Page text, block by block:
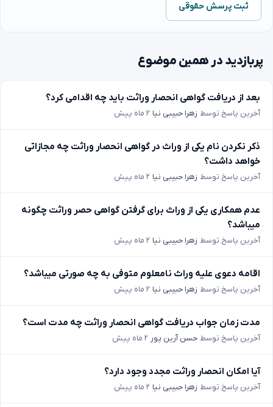
ثبت پرسش حقوقی
پربازدید در همین موضوع
بعد از دریافت گواهی انحصار وراثت باید چه اقدامی کرد؟
آخرین پاسخ توسط زهرا حبیبی نیا ۲ ماه پیش
ذکر نکردن نام یکی از وراث در گواهی انحصار وراثت چه مجازاتی
خواهد داشت؟
آخرین پاسخ توسط زهرا حبیبی نیا ۲ ماه پیش
عدم همکاری یکی از وراث برای گرفتن گواهی حصر وراثت چگونه
میباشد؟
آخرین پاسخ توسط زهرا حبیبی نیا ۲ ماه پیش
اقامه دعوی علیه وراث نامعلوم متوفی به چه صورتی میباشد؟
آخرین پاسخ توسط زهرا حبیبی نیا ۲ ماه پیش
مدت زمان جواب دریافت گواهی انحصار وراثت چه مدت است؟
آخرین پاسخ توسط حسن آرین پور ۲ ماه پیش
آیا امکان انحصار وراثت مجدد وجود دارد؟
آخرین پاسخ توسط زهرا حبیبی نیا ۲ ماه پیش